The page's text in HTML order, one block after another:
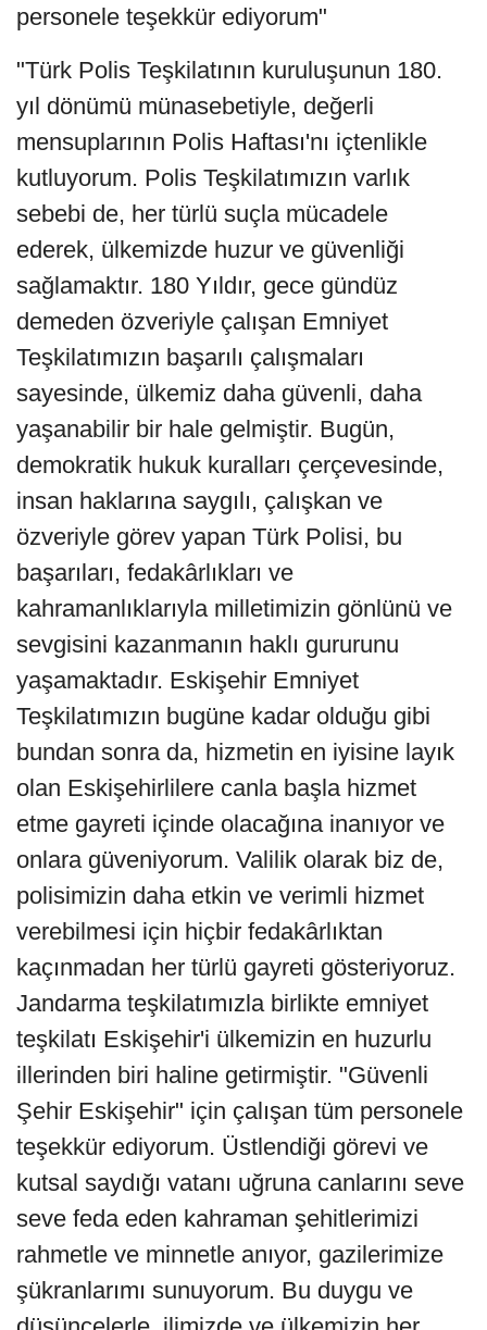
personele teşekkür ediyorum"
"Türk Polis Teşkilatının kuruluşunun 180.
yıl dönümü münasebetiyle, değerli
mensuplarının Polis Haftası'nı içtenlikle
kutluyorum. Polis Teşkilatımızın varlık
sebebi de, her türlü suçla mücadele
ederek, ülkemizde huzur ve güvenliği
sağlamaktır. 180 Yıldır, gece gündüz
demeden özveriyle çalışan Emniyet
Teşkilatımızın başarılı çalışmaları
sayesinde, ülkemiz daha güvenli, daha
yaşanabilir bir hale gelmiştir. Bugün,
demokratik hukuk kuralları çerçevesinde,
insan haklarına saygılı, çalışkan ve
özveriyle görev yapan Türk Polisi, bu
başarıları, fedakârlıkları ve
kahramanlıklarıyla milletimizin gönlünü ve
sevgisini kazanmanın haklı gururunu
yaşamaktadır. Eskişehir Emniyet
Teşkilatımızın bugüne kadar olduğu gibi
bundan sonra da, hizmetin en iyisine layık
olan Eskişehirlilere canla başla hizmet
etme gayreti içinde olacağına inanıyor ve
onlara güveniyorum. Valilik olarak biz de,
polisimizin daha etkin ve verimli hizmet
verebilmesi için hiçbir fedakârlıktan
kaçınmadan her türlü gayreti gösteriyoruz.
Jandarma teşkilatımızla birlikte emniyet
teşkilatı Eskişehir'i ülkemizin en huzurlu
illerinden biri haline getirmiştir. "Güvenli
Şehir Eskişehir" için çalışan tüm personele
teşekkür ediyorum. Üstlendiği görevi ve
kutsal saydığı vatanı uğruna canlarını seve
seve feda eden kahraman şehitlerimizi
rahmetle ve minnetle anıyor, gazilerimize
şükranlarımı sunuyorum. Bu duygu ve